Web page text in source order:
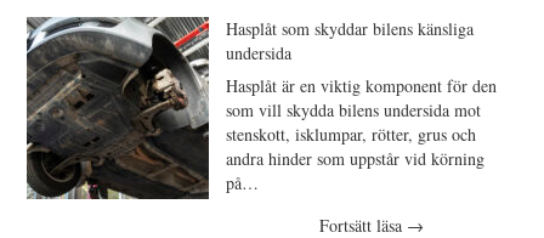
Hasplåt som skyddar bilens känsliga
undersida
Hasplåt är en viktig komponent för den
som vill skydda bilens undersida mot
stenskott, isklumpar, rötter, grus och
andra hinder som uppstår vid körning
på…
Fortsätt läsa →